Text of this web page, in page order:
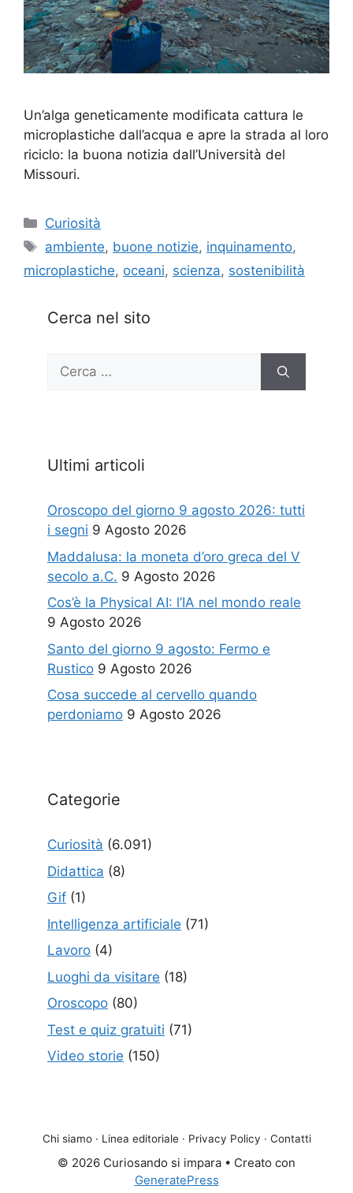
Un’alga geneticamente modificata cattura le
microplastiche dall’acqua e apre la strada al loro
riciclo: la buona notizia dall’Università del
Missouri.
Categorie
Curiosità
Tag
ambiente, buone notizie, inquinamento,
microplastiche, oceani, scienza, sostenibilità
Cerca nel sito
Ricerca
Ultimi articoli
Oroscopo del giorno 9 agosto 2026: tutti
i segni 9 Agosto 2026
Maddalusa: la moneta d’oro greca del V
secolo a.C. 9 Agosto 2026
Cos’è la Physical AI: l’IA nel mondo reale
9 Agosto 2026
Santo del giorno 9 agosto: Fermo e
Rustico 9 Agosto 2026
Cosa succede al cervello quando
perdoniamo 9 Agosto 2026
Categorie
Curiosità (6.091)
Didattica (8)
Gif (1)
Intelligenza artificiale (71)
Lavoro (4)
Luoghi da visitare (18)
Oroscopo (80)
Test e quiz gratuiti (71)
Video storie (150)
Chi siamo · Linea editoriale · Privacy Policy · Contatti
© 2026 Curiosando si impara • Creato con
GeneratePress